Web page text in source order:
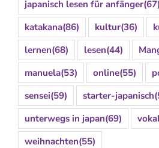
japanisch lesen für anfänger(67)
katakana(86) kultur(36)
lernen(68) lesen(44)
manuela(53) online(55)
sensei(59) starter-japanisch
unterwegs in japan(69)
weihnachten(55)